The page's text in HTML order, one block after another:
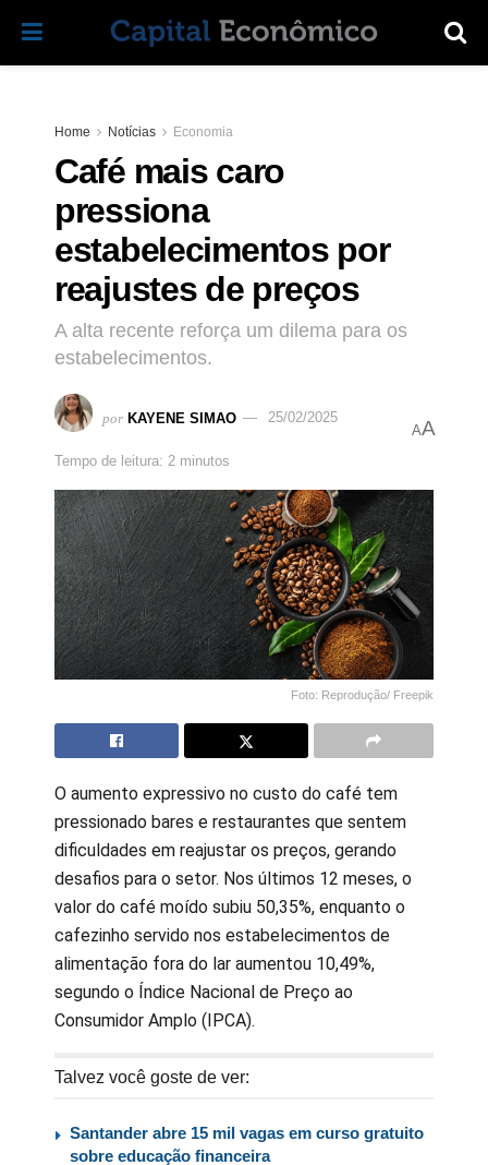
Home Notícias Economia
Café mais caro
pressiona
estabelecimentos por
reajustes de preços
A alta recente reforça um dilema para os
estabelecimentos.
por KAYENE SIMAO 25/02/2025
Tempo de leitura: 2 minutos
AA
Foto: Reprodução/ Freepik
O aumento expressivo no custo do café tem
pressionado bares e restaurantes que sentem
dificuldades em reajustar os preços, gerando
desafios para o setor. Nos últimos 12 meses, o
valor do café moído subiu 50,35%, enquanto o
cafezinho servido nos estabelecimentos de
alimentação fora do lar aumentou 10,49%,
segundo o Índice Nacional de Preço ao
Consumidor Amplo (IPCA).
Talvez você goste de ver:
Santander abre 15 mil vagas em curso gratuito
sobre educação financeira